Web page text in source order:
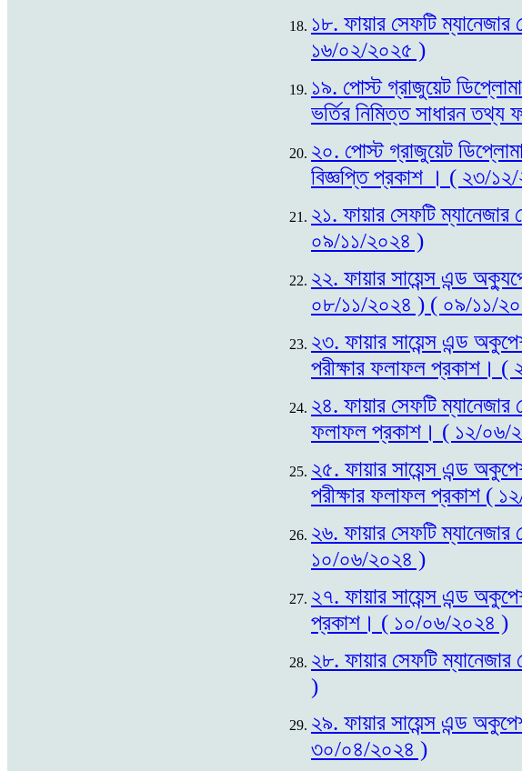
১৮. ফায়ার সেফটি
১৬/০২/২০২৫ )
১৯. পোস্ট গ্রাজুয়েট
ভর্তির নিমিত্ত সাধারন
২০. পোস্ট গ্রাজুয়েট ডিপ্লোমা
বিজ্ঞপ্তি প্রকাশ । ( ২৩/
২১. ফায়ার সেফটি
০৯/১১/২০২৪ )
২২. ফায়ার সায়েন্স এন্ড
০৮/১১/২০২৪ ) ( ০৯/১১/
২৩. ফায়ার সায়েন্স এন্ড
পরীক্ষার ফলাফল প্রকাশ।
২৪. ফায়ার সেফটি ম্যানেজার
ফলাফল প্রকাশ। ( ১২/০৬/
২৫. ফায়ার সায়েন্স এন্ড
পরীক্ষার ফলাফল প্রকাশ (
২৬. ফায়ার সেফটি ম্যানেজার
১০/০৬/২০২৪ )
২৭. ফায়ার সায়েন্স এন্ড
প্রকাশ। ( ১০/০৬/২০২৪ )
২৮. ফায়ার সেফটি
)
২৯. ফায়ার সায়েন্স এন্ড
৩০/০৪/২০২৪ )